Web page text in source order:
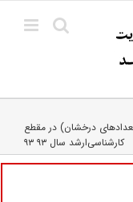
درخشان) در مقطع
کارشناسی‌ارشد سال ۹۳ ۹۳